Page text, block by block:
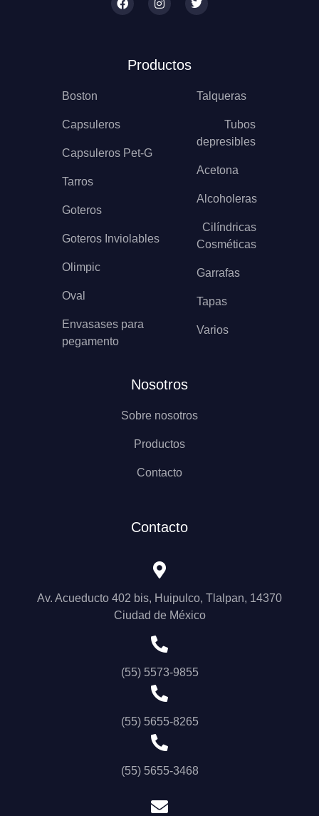
Productos
Boston
Capsuleros
Capsuleros Pet-G
Tarros
Goteros
Goteros Inviolables
Olimpic
Oval
Envasases para
pegamento
Talqueras
Tubos
depresibles
Acetona
Alcoholeras
Cilíndricas
Cosméticas
Garrafas
Tapas
Varios
Nosotros
Sobre nosotros
Productos
Contacto
Contacto
Av. Acueducto 402 bis, Huipulco, Tlalpan, 14370
Ciudad de México
(55) 5573-9855
(55) 5655-8265
(55) 5655-3468